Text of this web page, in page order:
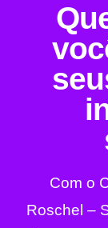
Com o
Roschel –